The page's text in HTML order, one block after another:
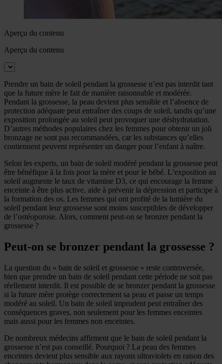
Aperçu du contenu
Aperçu du contenu
Prendre un bain de soleil pendant la grossesse n’est pas interdit tant
que la future mère le fait de manière raisonnable et modérée.
Pendant la grossesse, la peau devient plus sensible et l’absence de
protection adéquate peut entraîner des coups de soleil, tandis qu’une
exposition prolongée au soleil peut provoquer une déshydratation.
D’autres méthodes populaires chez les femmes pour obtenir un joli
bronzage ne sont pas recommandées, car les substances qu’elles
contiennent peuvent représenter un danger pour l’enfant à naître.
Selon les experts, un bain de soleil modéré pendant la grossesse peut
être bénéfique à la fois pour la mère et pour le bébé. L’exposition au
soleil augmente le taux de vitamine D3, ce qui encourage la femme
enceinte à être plus active, aide à prévenir la dépression et participe à
la formation des os. Les femmes qui ont profité de la lumière du
soleil pendant leur grossesse sont moins susceptibles de développer
de l’ostéoporose. Alors, comment peut-on se bronzer pendant la
grossesse ?
Peut-on se bronzer pendant la grossesse ?
La question du « bain de soleil et grossesse » reste controversée,
bien que prendre un bain de soleil pendant cette période ne soit pas
réellement interdit. Il est possible de se bronzer pendant la grossesse
si la future mère protège correctement sa peau et passe un temps
modéré au soleil. Un bain de soleil imprudent peut entraîner des
conséquences graves, non seulement pour les femmes enceintes
mais aussi pour les femmes non enceintes.
De nombreux médecins affirment que le bain de soleil pendant la
grossesse n’est pas conseillé. Pourquoi ? La peau des femmes
enceintes devient plus sensible aux rayons ultraviolets en raison des